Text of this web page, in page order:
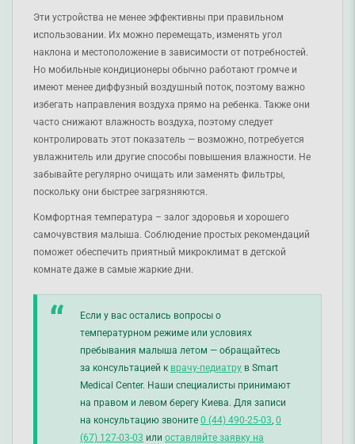
Эти устройства не менее эффективны при правильном
использовании. Их можно перемещать, изменять угол
наклона и местоположение в зависимости от потребностей.
Но мобильные кондиционеры обычно работают громче и
имеют менее диффузный воздушный поток, поэтому важно
избегать направления воздуха прямо на ребенка. Также они
часто снижают влажность воздуха, поэтому следует
контролировать этот показатель — возможно, потребуется
увлажнитель или другие способы повышения влажности. Не
забывайте регулярно очищать или заменять фильтры,
поскольку они быстрее загрязняются.
Комфортная температура – ​​залог здоровья и хорошего
самочувствия малыша. Соблюдение простых рекомендаций
поможет обеспечить приятный микроклимат в детской
комнате даже в самые жаркие дни.
Если у вас остались вопросы о
температурном режиме или условиях
пребывания малыша летом — обращайтесь
за консультацией к врачу-педиатру в Smart
Medical Center. Наши специалисты принимают
на правом и левом берегу Киева. Для записи
на консультацию звоните 0 (44) 490-25-03 0
(67) 127-03-03 или оставляйте заявку на